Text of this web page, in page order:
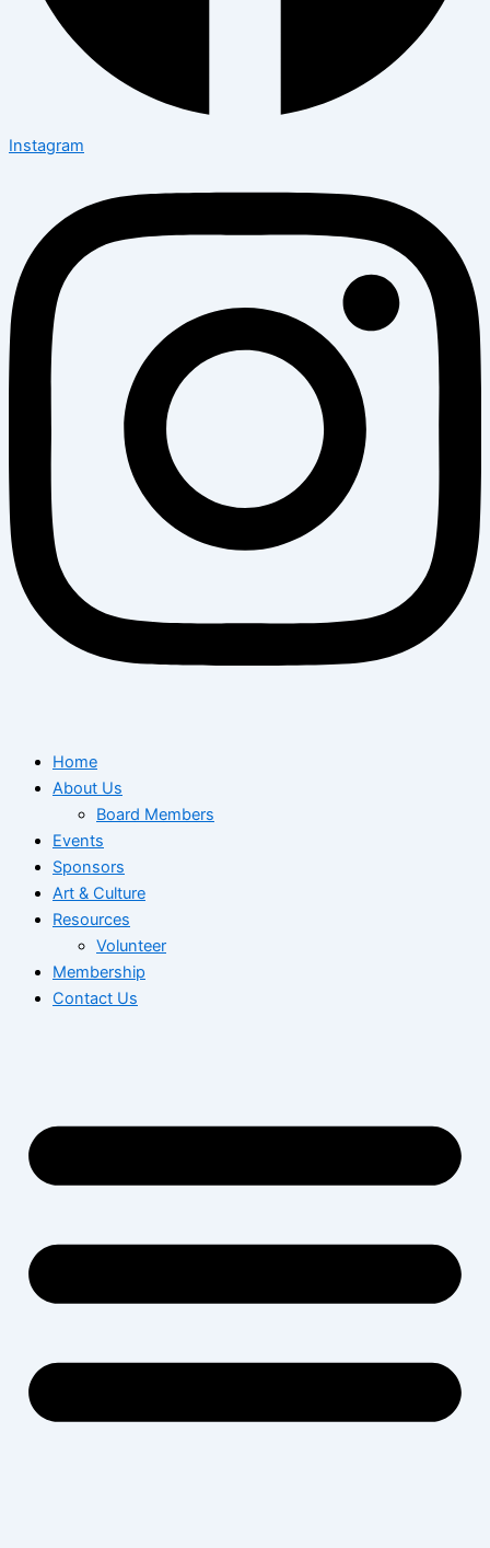
Instagram
Home
About Us
Board Members
Events
Sponsors
Art & Culture
Resources
Volunteer
Membership
Contact Us